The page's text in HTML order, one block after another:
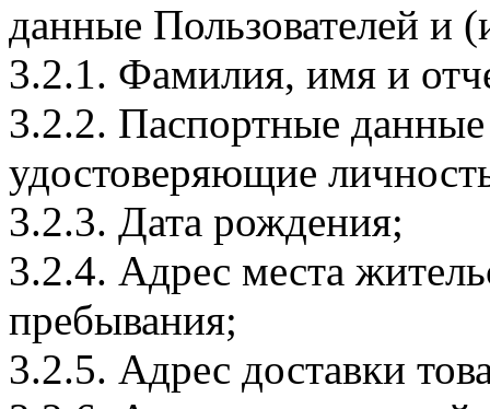
данные Пользователей и
3.2.1. Фамилия, имя и
3.2.2. Паспортные
удостоверяющие
3.2.3. Дата рождения;
3.2.4. Адрес места
пребывания;
3.2.5. Адрес доставки